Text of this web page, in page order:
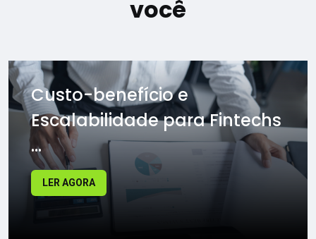
você
Custo-benefício e
Escalabilidade para Fintechs
...
LER AGORA